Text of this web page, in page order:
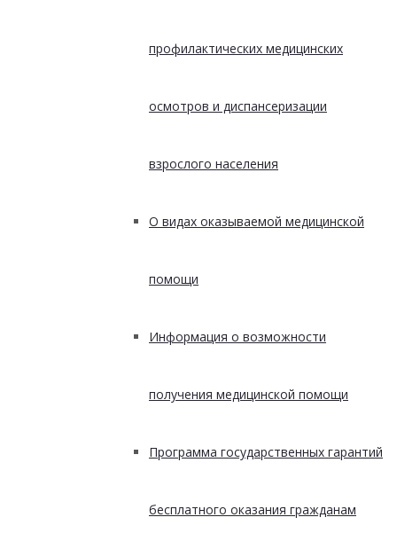
профилактических медицинских
осмотров и диспансеризации
взрослого населения
О видах оказываемой медицинской
помощи
Информация о возможности
получения медицинской помощи
Программа государственных гарантий
бесплатного оказания гражданам